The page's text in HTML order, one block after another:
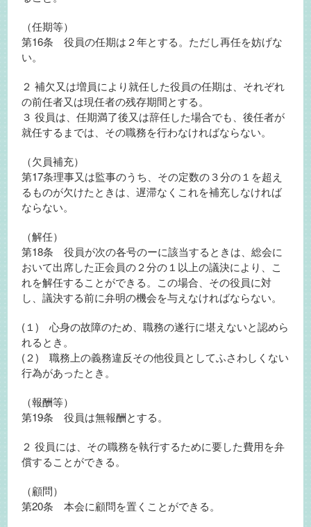
（任期等）
第16条 役員の任期は２年とする。ただし再任を妨げな
い。
２ 補欠又は増員により就任した役員の任期は、それぞれ
の前任者又は現任者の残存期間とする。
３ 役員は、任期満了後又は辞任した場合でも、後任者が
就任するまでは、その職務を行わなければならない。
（欠員補充）
第17条理事又は監事のうち、その定数の３分の１を超え
るものが欠けたときは、遅滞なくこれを補充しなければ
ならない。
（解任）
第18条 役員が次の各号のーに該当するときは、総会に
おいて出席した正会員の２分の１以上の議決により、こ
れを解任することができる。この場合、その役員に対
し、議決する前に弁明の機会を与えなければならない。
(１) 心身の故障のため、職務の遂行に堪えないと認めら
れるとき。
(２) 職務上の義務違反その他役員としてふさわしくない
行為があったとき。
（報酬等）
第19条 役員は無報酬とする。
２ 役員には、その職務を執行するために要した費用を弁
償することができる。
（顧問）
第20条 本会に顧問を置くことができる。